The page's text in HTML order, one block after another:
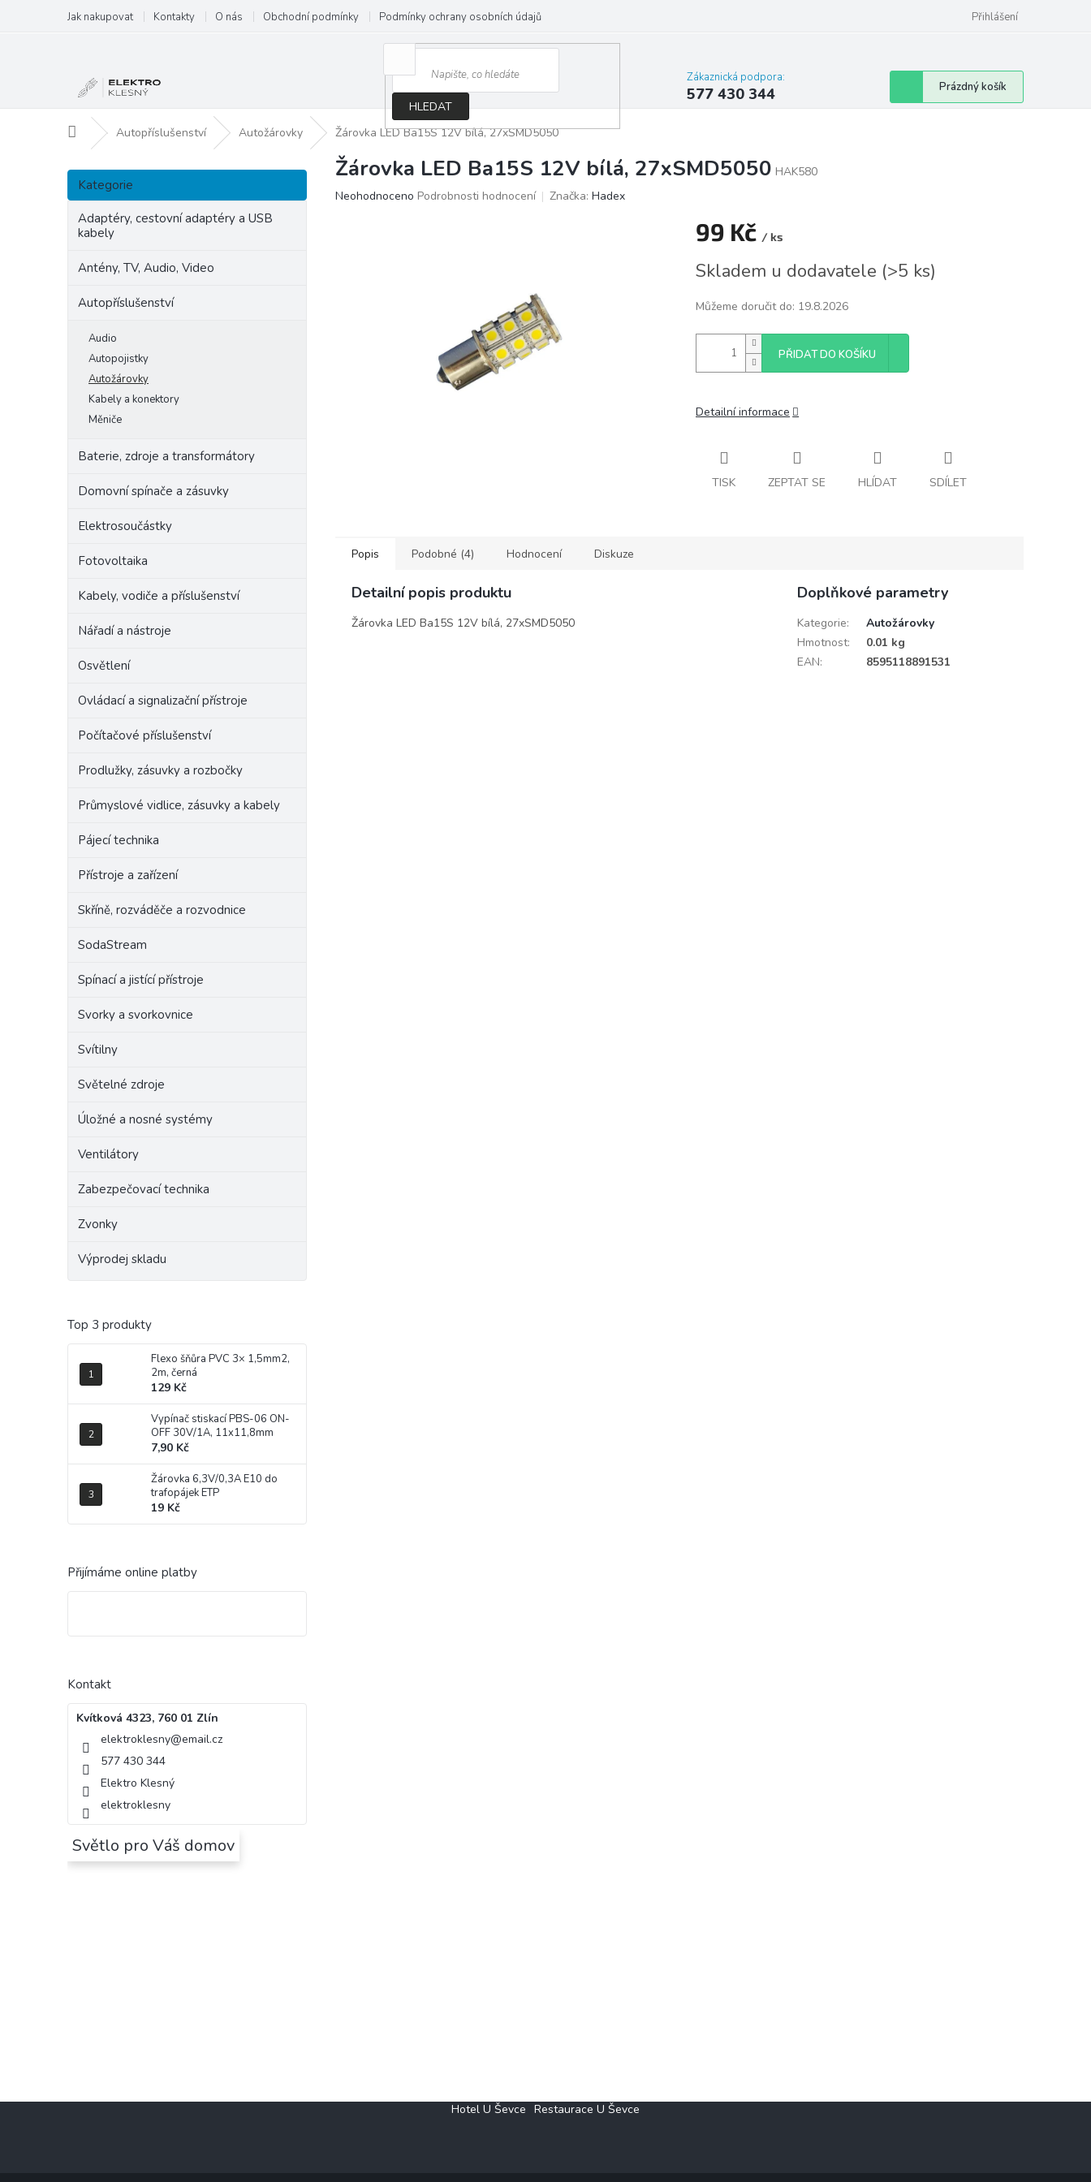
obsah
Jak nakupovat Kontakty O nás Obchodní podmínky Podmínky ochrany osobních údajů Přihlášení
HLEDAT
Zákaznická podpora:
577 430 344
Nákupní
košík
Prázdný košík
Domů Autopříslušenství Autožárovky Žárovka LED Ba15S 12V bílá, 27xSMD5050
P
s
Přeskočit
kategorie
Kategorie
Adaptéry, cestovní adaptéry a USB
kabely
Antény, TV, Audio, Video
Autopříslušenství
Audio
Autopojistky
Autožárovky
Kabely a konektory
Měniče
Baterie, zdroje a transformátory
Domovní spínače a zásuvky
Elektrosoučástky
Fotovoltaika
Kabely, vodiče a příslušenství
Nářadí a nástroje
Osvětlení
Ovládací a signalizační přístroje
Počítačové příslušenství
Prodlužky, zásuvky a rozbočky
Průmyslové vidlice, zásuvky a kabely
Pájecí technika
Přístroje a zařízení
Skříně, rozváděče a rozvodnice
SodaStream
Spínací a jistící přístroje
Svorky a svorkovnice
Svítilny
Světelné zdroje
Úložné a nosné systémy
Ventilátory
Zabezpečovací technika
Zvonky
Výprodej skladu
Top 3 produkty
Flexo šňůra PVC 3× 1,5mm2,
2m, černá
129 Kč
Vypínač stiskací PBS-06 ON-
OFF 30V/1A, 11x11,8mm
7,90 Kč
Žárovka 6,3V/0,3A E10 do
trafopájek ETP
19 Kč
Přijímáme online platby
Kontakt
Kvítková 4323, 760 01 Zlín
elektroklesny@email.cz
577 430 344
Elektro Klesný
elektroklesny
Světlo pro Váš domov
Žárovka LED Ba15S 12V bílá, 27xSMD5050 HAK580
Průměrné
Neohodnoceno Podrobnosti hodnocení Značka: Hadex
99 Kč / ks
cena:
Skladem u dodavatele (>5 ks)
Můžeme doručit do: 19.8.2026
PŘIDAT DO KOŠÍKU
Detailní informace
TISK ZEPTAT SE HLÍDAT SDÍLET
Popis Podobné (4) Hodnocení Diskuze
Detailní popis produktu
Žárovka LED Ba15S 12V bílá, 27xSMD5050
Doplňkové parametry
Kategorie:
Autožárovky
Hmotnost:
0.01 kg
EAN: 8595118891531
Hotel U Ševce Restaurace U Ševce